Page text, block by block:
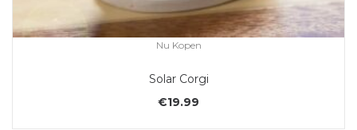
Nu Kopen
Solar Corgi
€19.99